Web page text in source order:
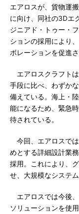
エアロスが、貨物運
に向け、同社の3Dエ
ジニアド・トゥー・
ションの採用により
ボレーションを促進さ
エアロスクラフト
手段に比べ、わずか
備えている。海上・
能になるため、緊急
待されている。
今回、エアロスで
めとする詳細設計業
採用。これにより、
せ、大規模なシステ
エアロスでは今後
ソリューションを使